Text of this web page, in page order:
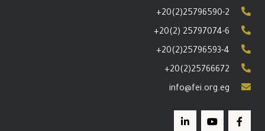
+20(2)25796590-2
+20(2) 25797074-6
+20(2)25796593-4
+20(2)25766672
info@fei.org.eg